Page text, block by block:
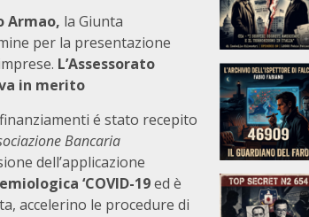
Armao, la Giunta
per la presentazione
L’Assessorato
in merito
é stato recepito
Bancaria
dell’applicazione
‘COVID-19ed è
accelerino le procedure di